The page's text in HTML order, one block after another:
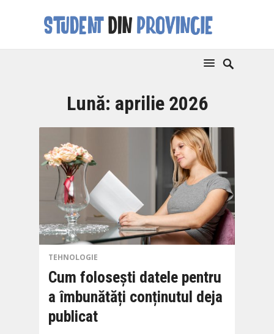
Lună: aprilie 2026
TEHNOLOGIE
Cum folosești datele pentru
a îmbunătăți conținutul deja
publicat